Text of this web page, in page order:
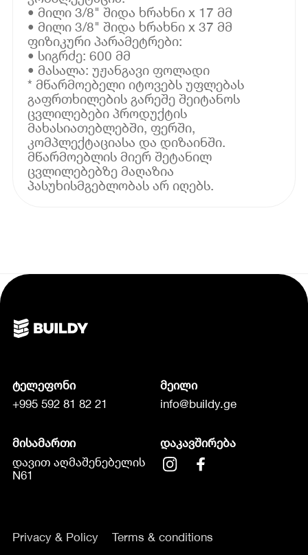
• მილი 3/8" შიდა ხრახნი x 17 მმ
• მილი 3/8" შიდა ხრახნი x 37 მმ
ფიზიკური პარამეტრები:
• სიგრძე: 600 მმ
• მასალა: უჟანგავი ფოლადი
* მწარმოებელი იტოვებს უფლებას
გაფრთხილების გარეშე შეიტანოს
ცვლილებები პროდუქტის
მახასიათებლებში, ფერში,
კომპლექტაციასა და დიზაინში.
მწარმოებლის მიერ შეტანილ
ცვლილებებზე მაღაზია
პასუხისმგებლობას არ იღებს.
ტელეფონი
+995 592 81 82 21
მეილი
info@buildy.ge
მისამართი
დავით აღმაშენებელის
N61
დაკავშირება
Privacy & Policy Terms & conditions